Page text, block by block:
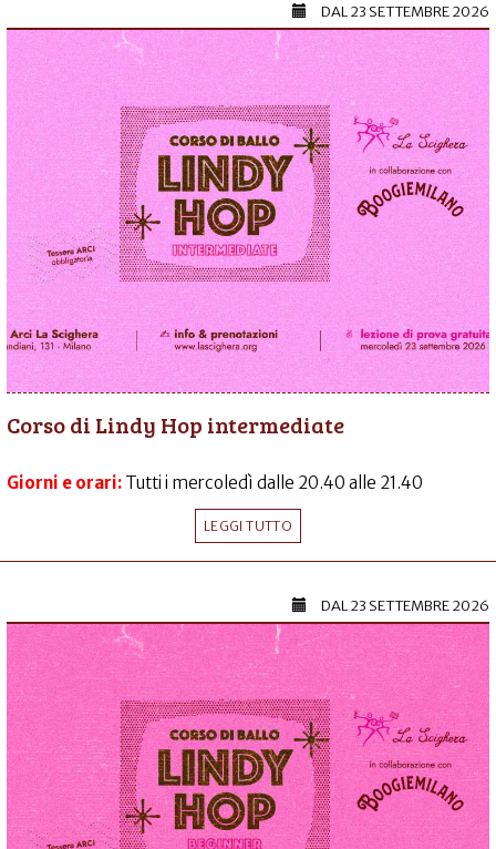
DAL23 SETTEMBRE 2026
Corso di Lindy Hop intermediate
Giorni e orari: Tutti i mercoledì dalle 20.40 alle 21.40
LEGGI TUTTO
DAL23 SETTEMBRE 2026